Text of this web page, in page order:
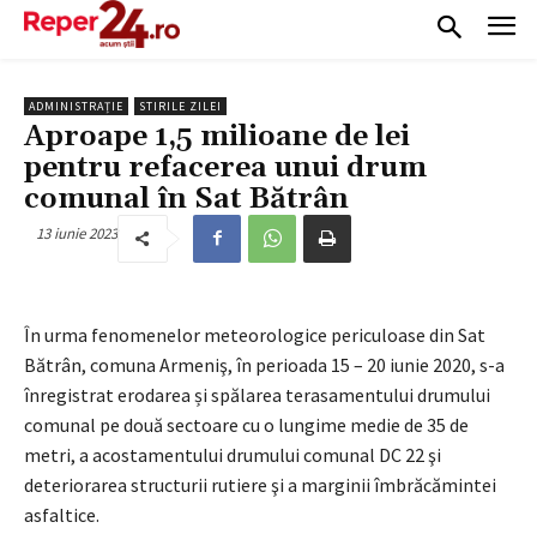
ADMINISTRAȚIE STIRILE ZILEI
Aproape 1,5 milioane de lei
pentru refacerea unui drum
comunal în Sat Bătrân
13 iunie 2023
În urma fenomenelor meteorologice periculoase din Sat
Bătrân, comuna Armeniş, în perioada 15 – 20 iunie 2020, s-a
înregistrat erodarea și spălarea terasamentului drumului
comunal pe două sectoare cu o lungime medie de 35 de
metri, a acostamentului drumului comunal DC 22 şi
deteriorarea structurii rutiere şi a marginii îmbrăcămintei
asfaltice.